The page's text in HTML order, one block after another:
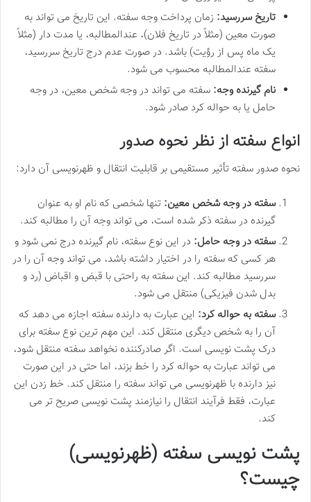
تاریخ سررسید: زمان پرداخت وجه سفته. این تاریخ می تواند به
صورت معین (مثلاً در تاریخ فلان)، عندالمطالبه، یا مدت دار (مثلاً
یک ماه پس از رؤیت) باشد. در صورت عدم درج تاریخ سررسید،
سفته عندالمطالبه محسوب می شود.
نام گیرنده وجه: سفته می تواند در وجه شخص معین، در وجه
حامل یا به حواله کرد صادر شود.
انواع سفته از نظر نحوه صدور
نحوه صدور سفته تأثیر مستقیمی بر قابلیت انتقال و ظهرنویسی آن دارد:
سفته در وجه شخص معین: تنها شخصی که نام او به عنوان
گیرنده در سفته ذکر شده است، می تواند وجه آن را مطالبه کند.
سفته در وجه حامل: در این نوع سفته، نام گیرنده درج نمی شود و
هر کسی که سفته را در اختیار داشته باشد، می تواند وجه آن را در
سررسید مطالبه کند. این سفته به راحتی با قبض و اقباض (رد و
بدل شدن فیزیکی) منتقل می شود.
سفته به حواله کرد: این عبارت به دارنده سفته اجازه می دهد که
آن را به شخص دیگری منتقل کند. این مهم ترین نوع سفته برای
درک پشت نویسی است. اگر صادرکننده نخواهد سفته منتقل شود،
می تواند عبارت به حواله کرد را خط بزند، اما حتی در این صورت
نیز دارنده با ظهرنویسی می تواند سفته را منتقل کند. خط زدن این
عبارت، فقط فرآیند انتقال را نیازمند پشت نویسی صریح تر می
کند.
پشت نویسی سفته (ظهرنویسی)
چیست؟